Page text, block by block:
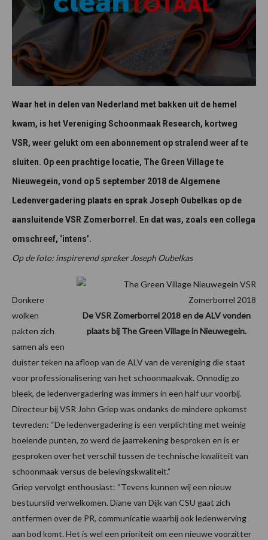
Waar het in delen van Nederland met bakken uit de hemel
kwam, is het Vereniging Schoonmaak Research, kortweg
VSR, weer gelukt om een abonnement op stralend weer af te
sluiten. Op een prachtige locatie, The Green Village te
Nieuwegein, vond op 5 september 2018 de Algemene
Ledenvergadering plaats en sprak Joseph Oubelkas op de
aansluitende VSR Zomerborrel. En dat was, zoals een collega
omschreef, ‘intens’.
Op de foto: inspirerend spreker Joseph Oubelkas
De VSR Zomerborrel 2018 en de ALV vonden
plaats bij The Green Village in Nieuwegein.
Donkere
wolken
pakten zich
samen als een
duister teken na afloop van de ALV van de vereniging die staat
voor professionalisering van het schoonmaakvak. Onnodig zo
bleek, de ledenvergadering was immers in een half uur voorbij.
Directeur bij VSR John Griep was ondanks de mindere opkomst
tevreden: “De ledenvergadering is een verplichting met weinig
boeiende punten, zo werd de jaarrekening besproken en is er
gesproken over het verschil tussen de technische kwaliteit van
schoonmaak versus de belevingskwaliteit.”
Griep vervolgt enthousiast: “Tevens kunnen wij een nieuw
bestuurslid verwelkomen. Diane van Dijk van CSU gaat zich
ontfermen over de PR, communicatie waarbij ook ledenwerving
aan bod komt. Het is wel een prioriteit om een nieuwe voorzitter